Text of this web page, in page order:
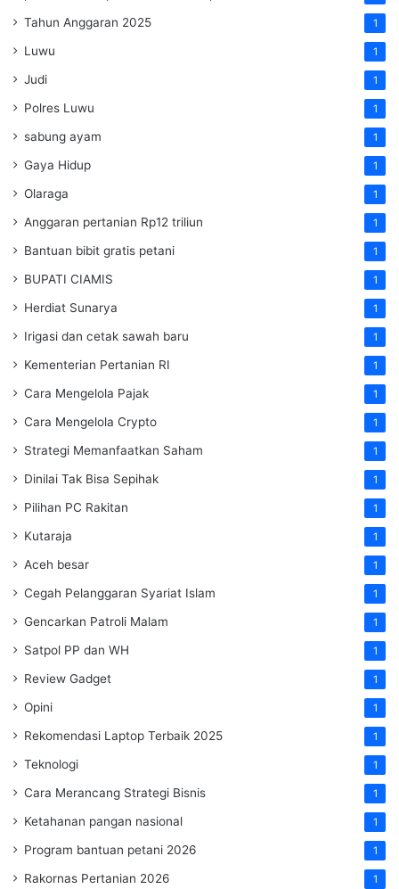
Tahun Anggaran 2025 1
Luwu 1
Judi 1
Polres Luwu 1
sabung ayam 1
Gaya Hidup 1
Olaraga 1
Anggaran pertanian Rp12 triliun 1
Bantuan bibit gratis petani 1
BUPATI CIAMIS 1
Herdiat Sunarya 1
Irigasi dan cetak sawah baru 1
Kementerian Pertanian RI 1
Cara Mengelola Pajak 1
Cara Mengelola Crypto 1
Strategi Memanfaatkan Saham 1
Dinilai Tak Bisa Sepihak 1
Pilihan PC Rakitan 1
Kutaraja 1
Aceh besar 1
Cegah Pelanggaran Syariat Islam 1
Gencarkan Patroli Malam 1
Satpol PP dan WH 1
Review Gadget 1
Opini 1
Rekomendasi Laptop Terbaik 2025 1
Teknologi 1
Cara Merancang Strategi Bisnis 1
Ketahanan pangan nasional 1
Program bantuan petani 2026 1
Rakornas Pertanian 2026 1